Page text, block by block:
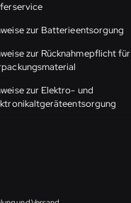
zur Batterieentsorgung
zur Rücknahmepflicht für
zur Elektro- und